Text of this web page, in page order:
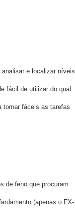
e localizar níveis
fácil de utilizar do qual
tornar fáceis as tarefas
de feno que procuram
(apenas o FX-